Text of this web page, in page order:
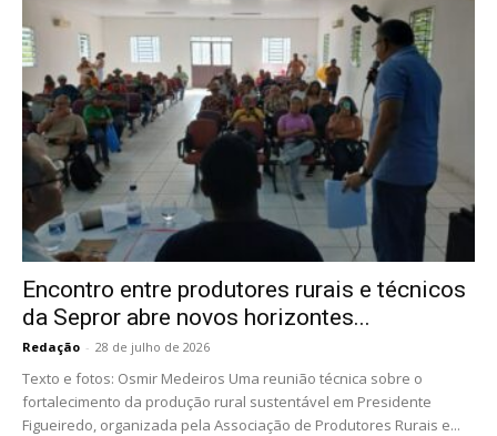
Encontro entre produtores rurais e técnicos
da Sepror abre novos horizontes...
Redação - 28 de julho de 2026
Texto e fotos: Osmir Medeiros Uma reunião técnica sobre o
fortalecimento da produção rural sustentável em Presidente
Figueiredo, organizada pela Associação de Produtores Rurais e...